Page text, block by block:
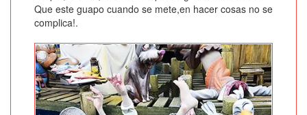
Que este guapo cuando se mete,en hacer cosas no se
complica!.